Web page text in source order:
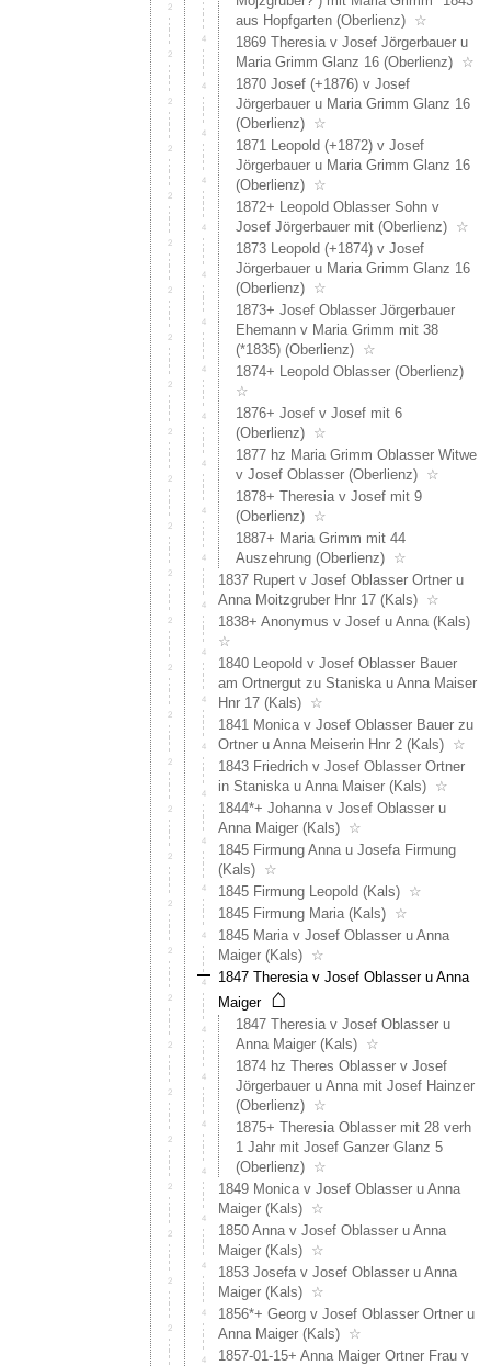
aus Hopfgarten (Oberlienz)
☆
1869 Theresia v Josef Jörgerbauer u
Maria Grimm Glanz 16 (Oberlienz)
☆
1870 Josef (+1876) v Josef
Jörgerbauer u Maria Grimm Glanz 16
(Oberlienz)
☆
1871 Leopold (+1872) v Josef
Jörgerbauer u Maria Grimm Glanz 16
(Oberlienz)
☆
1872+ Leopold Oblasser Sohn v
Josef Jörgerbauer mit (Oberlienz)
☆
1873 Leopold (+1874) v Josef
Jörgerbauer u Maria Grimm Glanz 16
(Oberlienz)
☆
1873+ Josef Oblasser Jörgerbauer
Ehemann v Maria Grimm mit 38
(*1835) (Oberlienz)
☆
1874+ Leopold Oblasser (Oberlienz)
☆
1876+ Josef v Josef mit 6
(Oberlienz)
☆
1877 hz Maria Grimm Oblasser Witwe
v Josef Oblasser (Oberlienz)
☆
1878+ Theresia v Josef mit 9
(Oberlienz)
☆
1887+ Maria Grimm mit 44
Auszehrung (Oberlienz)
☆
1837 Rupert v Josef Oblasser Ortner u
Anna Moitzgruber Hnr 17 (Kals)
☆
1838+ Anonymus v Josef u Anna (Kals)
☆
1840 Leopold v Josef Oblasser Bauer
am Ortnergut zu Staniska u Anna Maiser
Hnr 17 (Kals)
☆
1841 Monica v Josef Oblasser Bauer zu
Ortner u Anna Meiserin Hnr 2 (Kals)
☆
1843 Friedrich v Josef Oblasser Ortner
in Staniska u Anna Maiser (Kals)
☆
1844*+ Johanna v Josef Oblasser u
Anna Maiger (Kals)
☆
1845 Firmung Anna u Josefa Firmung
(Kals)
☆
1845 Firmung Leopold (Kals)
☆
1845 Firmung Maria (Kals)
☆
1845 Maria v Josef Oblasser u Anna
Maiger (Kals)
☆
1847 Theresia v Josef Oblasser u Anna
Maiger
⌂
1847 Theresia v Josef Oblasser u
Anna Maiger (Kals)
☆
1874 hz Theres Oblasser v Josef
Jörgerbauer u Anna mit Josef Hainzer
(Oberlienz)
☆
1875+ Theresia Oblasser mit 28 verh
1 Jahr mit Josef Ganzer Glanz 5
(Oberlienz)
☆
1849 Monica v Josef Oblasser u Anna
Maiger (Kals)
☆
1850 Anna v Josef Oblasser u Anna
Maiger (Kals)
☆
1853 Josefa v Josef Oblasser u Anna
Maiger (Kals)
☆
1856*+ Georg v Josef Oblasser Ortner u
Anna Maiger (Kals)
☆
1857-01-15+ Anna Maiger Ortner Frau v